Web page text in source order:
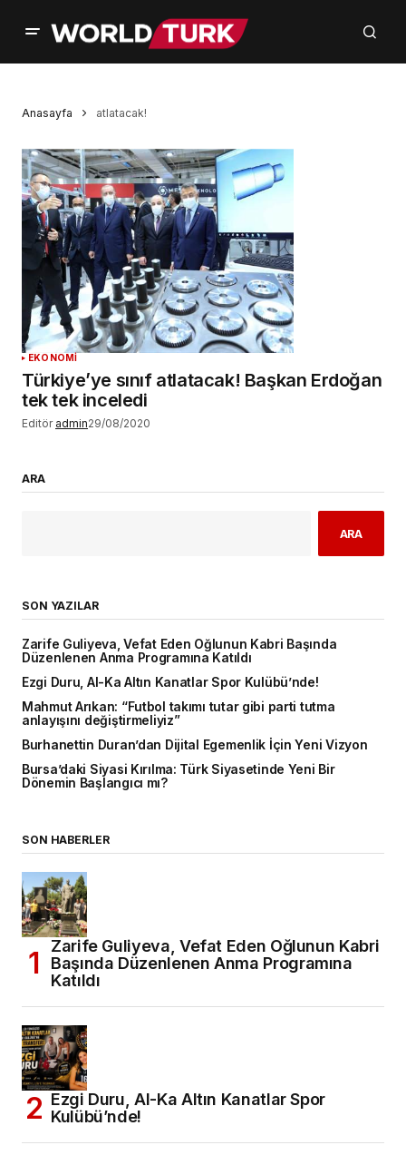
Anasayfa atlatacak!
EKONOMİ
Türkiye’ye sınıf atlatacak! Başkan Erdoğan
tek tek inceledi
Editör admin29/08/2020
ARA
ARA
SON YAZILAR
Zarife Guliyeva, Vefat Eden Oğlunun Kabri Başında
Düzenlenen Anma Programına Katıldı
Ezgi Duru, Al-Ka Altın Kanatlar Spor Kulübü’nde!
Mahmut Arıkan: “Futbol takımı tutar gibi parti tutma
anlayışını değiştirmeliyiz”
Burhanettin Duran’dan Dijital Egemenlik İçin Yeni Vizyon
Bursa’daki Siyasi Kırılma: Türk Siyasetinde Yeni Bir
Dönemin Başlangıcı mı?
SON HABERLER
Zarife Guliyeva, Vefat Eden Oğlunun Kabri
Başında Düzenlenen Anma Programına
Katıldı
Ezgi Duru, Al-Ka Altın Kanatlar Spor
Kulübü’nde!